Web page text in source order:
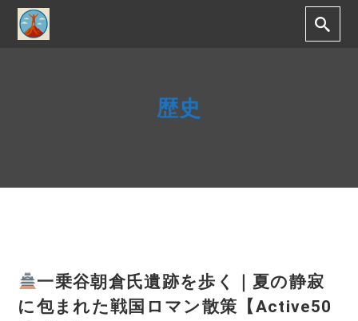
歴史
一乗谷朝倉氏遺跡を歩く｜夏の静寂
に包まれた戦国ロマン散策【Active50